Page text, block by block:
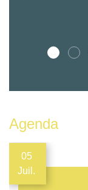
Agenda
05
Juil.